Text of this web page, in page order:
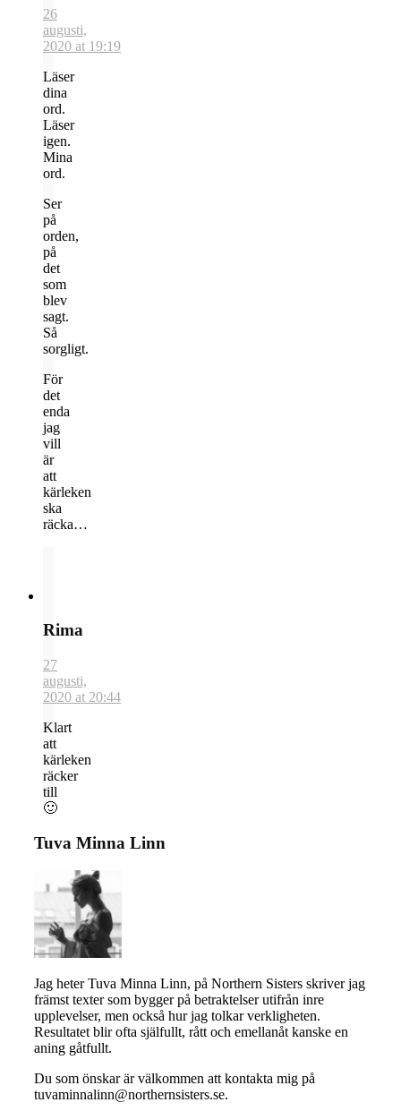
26
augusti,
2020 at 19:19
Läser
dina
ord.
Läser
igen.
Mina
ord.
Ser
på
orden,
på
det
som
blev
sagt.
Så
sorgligt.
För
det
enda
jag
vill
är
att
kärleken
ska
räcka…
Rima
27
augusti,
2020 at 20:44
Klart
att
kärleken
räcker
till
🙂
Tuva Minna Linn
Jag heter Tuva Minna Linn, på Northern Sisters skriver jag
främst texter som bygger på betraktelser utifrån inre
upplevelser, men också hur jag tolkar verkligheten.
Resultatet blir ofta själfullt, rått och emellanåt kanske en
aning gåtfullt.
Du som önskar är välkommen att kontakta mig på
tuvaminnalinn@northernsisters.se.